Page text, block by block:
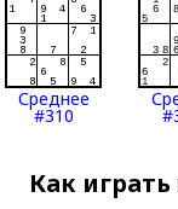
Среднее
#310
Как